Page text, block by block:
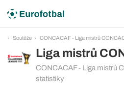
Soutěže CONCACAF - Liga mistrů
Liga mistrů
CONCACAF - Liga mistrů
statistiky